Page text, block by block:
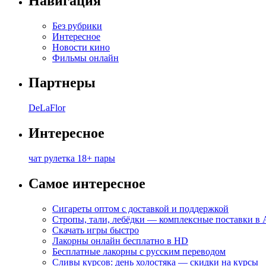
Без рубрики
Интересное
Новости кино
Фильмы онлайн
Партнеры
DeLaFlor
Интересное
чат рулетка 18+ пары
Самое интересное
Сигареты оптом с доставкой и поддержкой
Стропы, тали, лебёдки — комплексные поставки в
Скачать игры быстро
Лакорны онлайн бесплатно в HD
Бесплатные лакорны с русским переводом
Сливы курсов: день холостяка — скидки на курсы